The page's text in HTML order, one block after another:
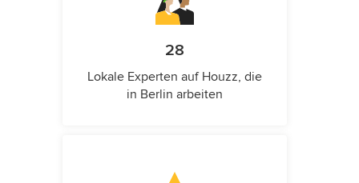
28
Lokale Experten auf Houzz, die
in Berlin arbeiten